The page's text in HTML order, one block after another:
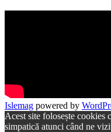
Islemag powered by
Acest site folosește cookies
simpatică atunci când ne